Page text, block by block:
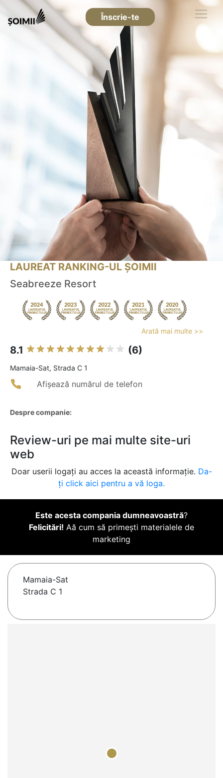
Înscrie-te
LAUREAT RANKING-UL ȘOIMII
Seabreeze Resort
Arată mai multe >>
8.1 (6)
Mamaia-Sat, Strada C 1
Afișează numărul de telefon
Despre companie:
Review-uri pe mai multe site-uri
web
Doar userii logați au acces la această informație. Da-
ți click aici pentru a vă loga.
Este acesta compania dumneavoastră?
Felicitări! Aă cum să primești materialele de
marketing
Mamaia-Sat
Strada C 1